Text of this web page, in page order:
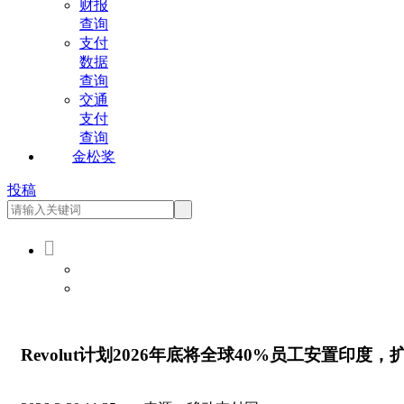
财报
查询
支付
数据
查询
交通
支付
查询
金松奖
投稿

Revolut计划2026年底将全球40%员工安置印度，